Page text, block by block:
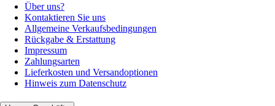
Über uns?
Kontaktieren Sie uns
Allgemeine Verkaufsbedingungen
Rückgabe & Erstattung
Impressum
Zahlungsarten
Lieferkosten und Versandoptionen
Hinweis zum Datenschutz